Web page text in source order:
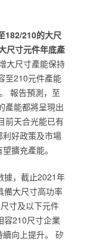
182/210的大尺
尺寸元件年底產
大尺寸產能保持
至210元件產能
報告預測，至
產能都將呈現出
前天合光能已有
好政策及市場
擴充產能。‎
據，截止2021年
備大尺寸高功率
寸及以下元件
容210尺寸企業
向上提升。 矽